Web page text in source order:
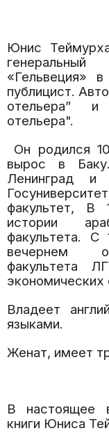
Юнис
«Гельвеция»
публицист.
отельера”
отельера".
Он родился
вырос в
Ленинград и
факультет, В
истории
факультета.
вечернем
факультета
экономических
Владеет
языками.
Женат, имеет
В настоящее
книги Юниса